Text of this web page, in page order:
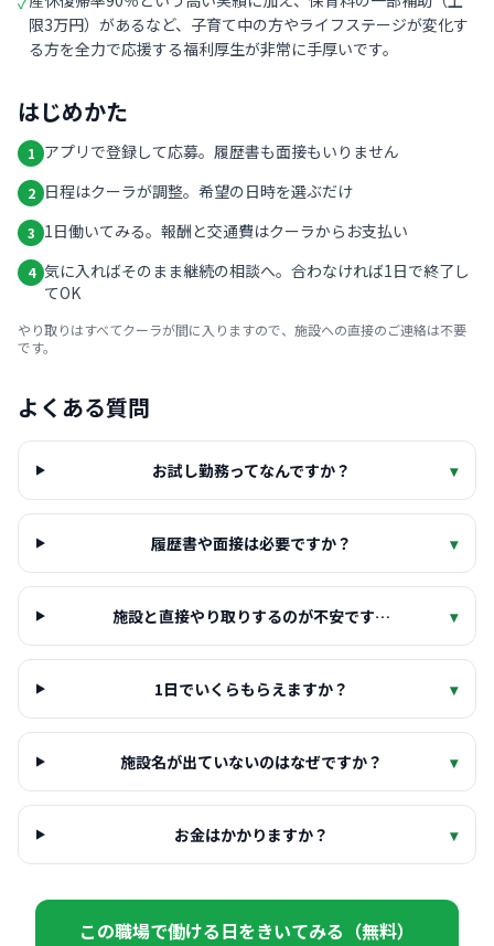
限3万円）があるなど、子育て中の方やライフステージが変化す
る方を全力で応援する福利厚生が非常に手厚いです。
はじめかた
1 アプリで登録して応募。履歴書も面接もいりません
2 日程はクーラが調整。希望の日時を選ぶだけ
3 1日働いてみる。報酬と交通費はクーラからお支払い
4 気に入ればそのまま継続の相談へ。合わなければ1日で終了し
てOK
やり取りはすべてクーラが間に入りますので、施設への直接のご連絡は不要
です。
よくある質問
お試し勤務ってなんですか？ ▾
履歴書や面接は必要ですか？ ▾
施設と直接やり取りするのが不安です… ▾
1日でいくらもらえますか？ ▾
施設名が出ていないのはなぜですか？ ▾
お金はかかりますか？ ▾
この職場で働ける日をきいてみる（無料）